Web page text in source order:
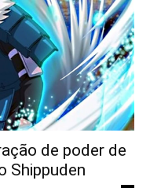
de poder de
Shippuden